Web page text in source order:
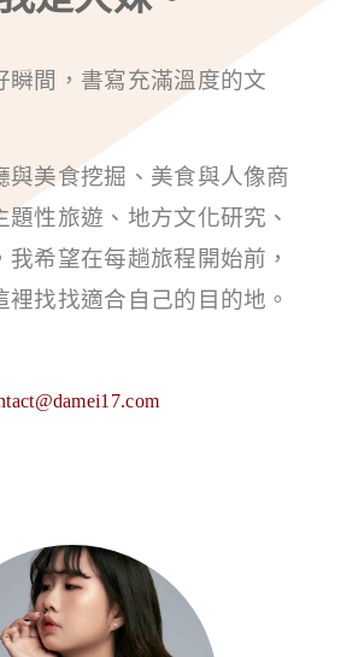
瞬間，書寫充滿溫度的文
與美食挖掘、美食與人像商
題性旅遊、地方文化研究、
希望在每趟旅程開始前，
找找適合自己的目的地。